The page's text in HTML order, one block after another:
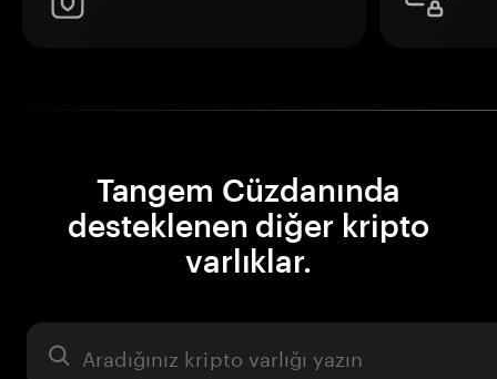
Tangem Cüzdanında
desteklenen diğer kripto
varlıklar.
Varlık